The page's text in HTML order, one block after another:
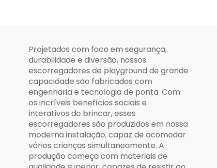
Projetados com foco em segurança,
durabilidade e diversão, nossos
escorregadores de playground de grande
capacidade são fabricados com
engenharia e tecnologia de ponta. Com
os incríveis benefícios sociais e
interativos do brincar, esses
escorregadores são produzidos em nossa
moderna instalação, capaz de acomodar
vários crianças simultaneamente. A
produção começa com materiais de